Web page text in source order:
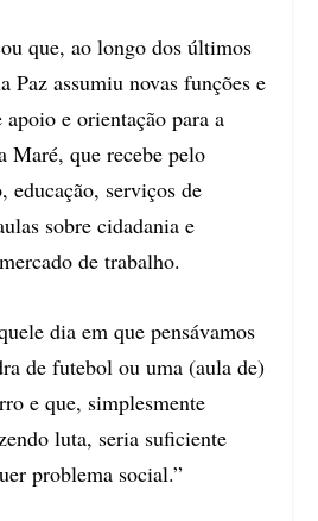
que, ao longo dos últimos
Paz assumiu novas funções e
e orientação para a
Maré, que recebe pelo
educação, serviços de
sobre cidadania e
de trabalho.
dia em que pensávamos
de futebol ou uma (aula de)
e que, simplesmente
luta, seria suficiente
problema social.”